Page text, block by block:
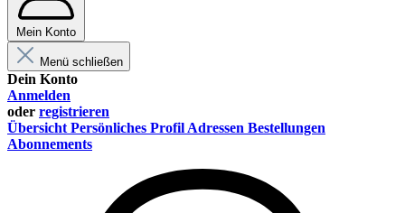
Mein Konto
Menü schließen
Dein Konto
Anmelden
oder registrieren
Übersicht Persönliches Profil Adressen Bestellungen
Abonnements